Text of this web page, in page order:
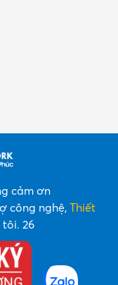
cảm ơn
công nghệ, Thiết
tôi. 26